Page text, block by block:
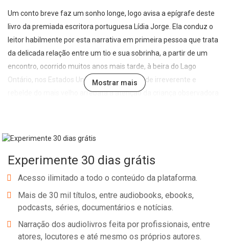
Um conto breve faz um sonho longe, logo avisa a epígrafe deste
livro da premiada escritora portuguesa Lídia Jorge. Ela conduz o
leitor habilmente por esta narrativa em primeira pessoa que trata
da delicada relação entre um tio e sua sobrinha, a partir de um
encontro, ocorrido muitos anos mais tarde, à beira do Lago
Ontário, nos Estados Unidos. A personalidade irreverente e
rebelde do mais velho arrebata a atenção da criança observadora
tendo por fundo uma bicicleta como único veículo de libertação,
nome a alcunha desprestigiante que haviam dado a esse
"instrumento" – A Instrumentalina. O texto foi editado pela
traduzido para vários idiomas.
Mostrar mais
Experimente 30 dias grátis
Acesso ilimitado a todo o conteúdo da plataforma.
Mais de 30 mil títulos, entre audiobooks, ebooks,
podcasts, séries, documentários e notícias.
Narração dos audiolivros feita por profissionais, entre
atores, locutores e até mesmo os próprios autores.